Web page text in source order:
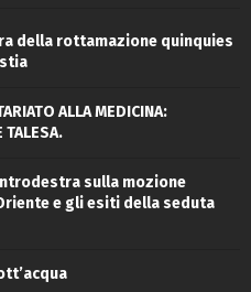
della rottamazione quinquies
ALLA MEDICINA:
TALESA.
sulla mozione
e gli esiti della seduta